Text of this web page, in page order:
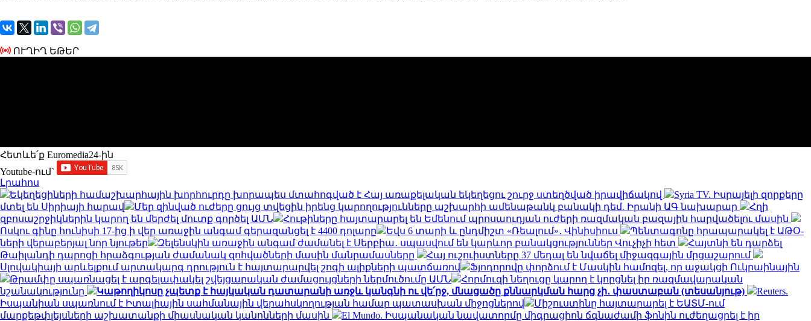
ՈՒՂԻՂ ԵԹԵՐ
Հետևե՛ք Euromedia24-ին
Youtube-ում`
Լրահոս
Եկեղեցիների համաշխարհային խորհուրդը խորապես մտահոգված է Հայ առաքելական եկեղեցու շուրջ ստեղծված իրավիճակով
Syria TV. Իսրայելի զորքերը
մտել են Սիրիայի հարավ
Մեր զինված ուժերը ցույց տվեցին իրենց կարողությունները աշխարհի ամենաթանկ բանակի դեմ. Իրանի ԱԳ նախարար
Հղի
զբոսաշրջիկներին կարող են մերժել մուտք գործել ԱՄՆ
Հութիները հայտարարել են Եմենում պրոսաուդյան ուժերի ռազմական բազային հարվածելու մասին
Ոսկու գինը հունիսի 17-ից ի վեր առաջին անգամ գերազանցել է 4400 դոլարը
Եվս 6 տարի և ընդմիշտ «Ռեալում»․ Վինիսիուս
Պենտագոնը հրապարակել է ԱԹՕ-
ների վերաբերյալ նոր նյութեր
Զելենսկին առաջին անգամ ժամանել է Սերբիա․ սպասվում են կարևոր բանակցություններ Վուչիչի հետ
Հայտնի են դարձել
Թաիլանդի դպրոցի հրաձգության ժամանակ զոհվածների մասին մանրամասները
Հայ ուշուիստները 37 մեդալ են նվաճել միջազգային մրցաշարում
Սլովակիայի արևելքում արտակարգ դրություն է հայտարարվել շոգի ալիքների պատճառով
Ֆյոդորովը փորձում է Մասկին համոզել, որ աջակցի Ուկրաինային
Թրամփը սպառնացել է արգելափակել շվեյցարական ժամացույցների ներմուծումը ԱՄՆ
Հորմուզի նեղուցը կարող է կորցնել իր ռազմավարական
նշանակությունը
Կաթողիկոսը չպետք է հայկական դատարանի առջև կանգնի ու վե՛րջ, մնացածը քննարկման հարց չի․ փաստաբան (տեսանյութ)
Reuters.
Իսպանիան սպառնում է Իտալիային սահմանային վերահսկողության համար պատասխան միջոցներով
Միշուստինը հայտարարել է ԵԱՏՄ-ում
մարքեթփլեյսների աշխատանքի միասնական կանոնների մասին
El Mundo. Իսպանական նավատորմը միգրացիոն ճգնաժամի ֆոնին ուժեղացրել է իր